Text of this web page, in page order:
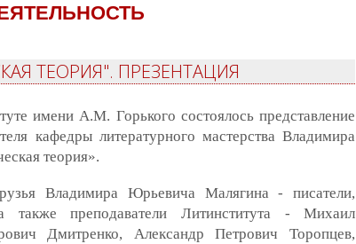
ТЕОРИЯ". ПРЕЗЕНТАЦИЯ
имени А.М. Горького состоялось представление
кафедры литературного мастерства Владимира
теория».
Владимира Юрьевича Малягина - писатели,
также преподаватели Литинститута - Михаил
Дмитренко, Александр Петрович Торопцев,